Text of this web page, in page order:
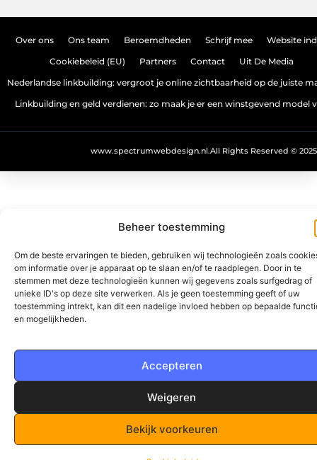
Beheer toestemming
Om de beste ervaringen te bieden, gebruiken wij technologieën zoals
om informatie over je apparaat op te slaan en/of te raadplegen. Door in te
stemmen met deze technologieën kunnen wij gegevens zoals surfgedrag of
unieke ID's op deze site verwerken. Als je geen toestemming geeft of uw
toestemming intrekt, kan dit een nadelige invloed hebben op bepaalde
en mogelijkheden.
Accepteren
Weigeren
Bekijk voorkeuren
Over ons Ons team Beroemdheden Schrijf mee Website
Cookiebeleid (EU) Partners Contact Uit De Media
Nederlandse linkbuilding: vergroot je online zichtbaarheid op de juiste
Linkbuilding en geld verdienen: zo maak je er een winstgevend model
All Rights Reserved © 2025
www.spectrumwebdesign.nl.